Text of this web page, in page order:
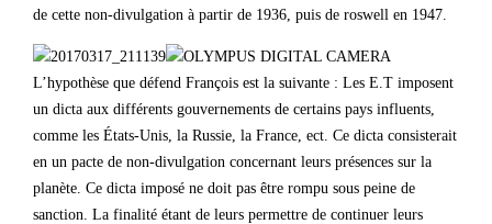
de cette non-divulgation à partir de 1936, puis de roswell en 1947.
L’hypothèse que défend François est la suivante : Les E.T imposent
un dicta aux différents gouvernements de certains pays influents,
comme les États-Unis, la Russie, la France, ect. Ce dicta consisterait
en un pacte de non-divulgation concernant leurs présences sur la
planète. Ce dicta imposé ne doit pas être rompu sous peine de
sanction. La finalité étant de leurs permettre de continuer leurs